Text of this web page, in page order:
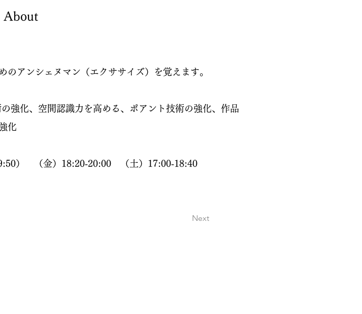
About
のアンシェヌマン（エクササイズ）を覚えます。
強化、空間認識力を高める、ポアント技術の強化、作品
化
） （金）18:20‐20:00 （土）17:00‐18:40
Next